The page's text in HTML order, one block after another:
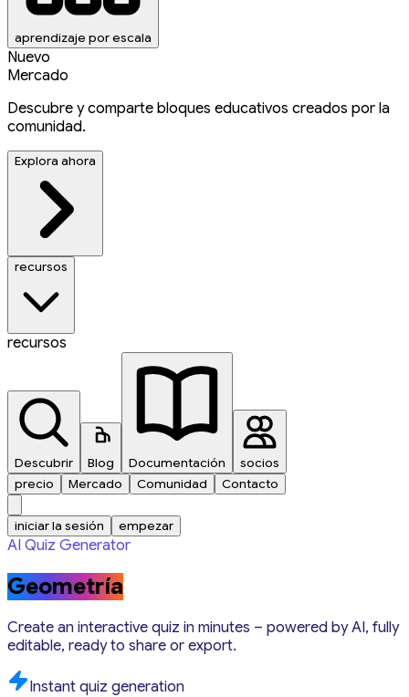
aprendizaje por escala
Nuevo
Mercado
Descubre y comparte bloques educativos creados por la
comunidad.
Explora ahora
recursos
recursos
Descubrir Blog Documentación
socios
precio
Mercado Comunidad Contacto
iniciar la sesión empezar
AI Quiz Generator
Geometría
Create an interactive quiz in minutes – powered by AI, fully
editable, ready to share or export.
Instant quiz generation